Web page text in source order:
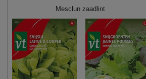
Mesclun zaadlint